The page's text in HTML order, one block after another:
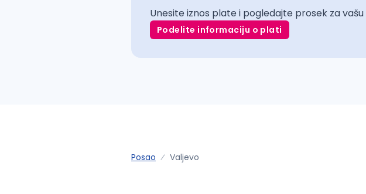
Unesite iznos plate i pogledajte prosek za vašu
Podelite informaciju o plati
Posao Valjevo